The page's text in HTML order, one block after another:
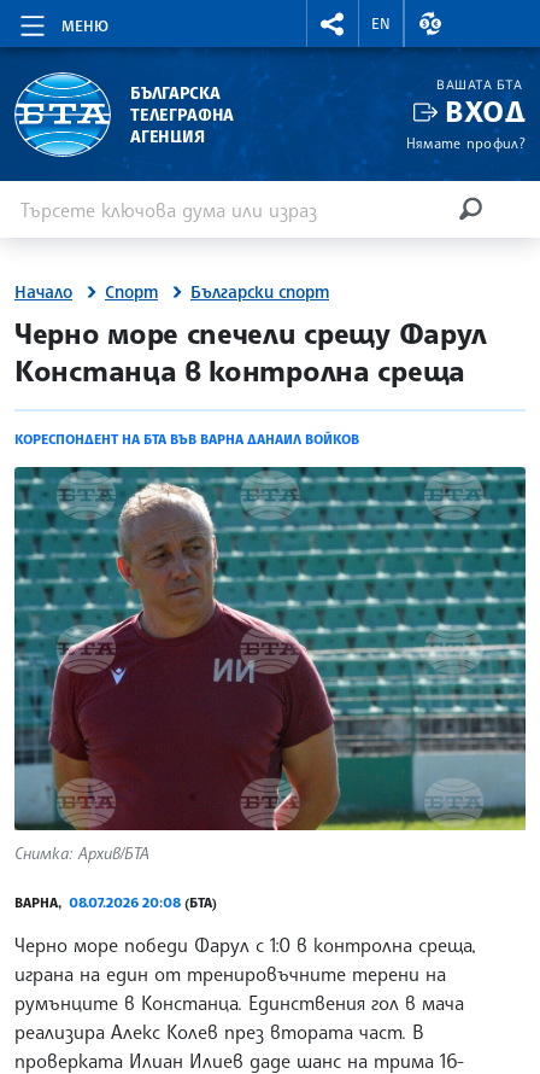
МЕНЮ
RIGHTMENU.SOCIAL
EN
ВАЛУТНИ
БЪЛГАРСКА
ТЕЛЕГРАФНА
АГЕНЦИЯ
ВАШАТА БТА
ВХОД
Нямате профил?
Начало Спорт Български спорт
site.bta
Черно море спечели срещу Фарул
Констанца в контролна среща
КОРЕСПОНДЕНТ НА БТА ВЪВ ВАРНА ДАНАИЛ ВОЙКОВ
Снимка: Архив/БТА
ВАРНА, 08.07.2026 20:08 (БТА)
Черно море победи Фарул с 1:0 в контролна среща,
играна на един от тренировъчните терени на
румънците в Констанца. Единствения гол в мача
реализира Алекс Колев през втората част. В
проверката Илиан Илиев даде шанс на трима 16-